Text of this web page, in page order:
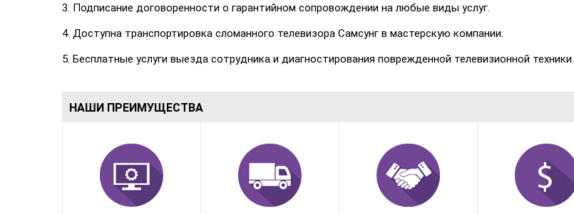
3. Подписание договоренности о гарантийном сопровождении на любые виды услуг.
4. Доступна транспортировка сломанного телевизора Самсунг в мастерскую компании.
5. Бесплатные услуги выезда сотрудника и диагностирования поврежденной телевизионной техники.
НАШИ ПРЕИМУЩЕСТВА